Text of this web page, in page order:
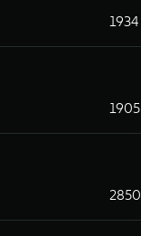
1934
1905
2850